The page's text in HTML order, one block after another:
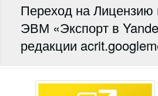
Переход на
ЭВМ «Экспорт в
редакции